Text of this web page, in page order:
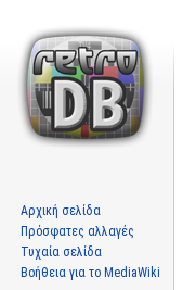
Αρχική σελίδα
Πρόσφατες αλλαγές
Τυχαία σελίδα
Βοήθεια για το MediaWiki